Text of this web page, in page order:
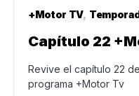
+Motor TV
Capítulo 22
Revive el capítulo 22
programa +Motor Tv